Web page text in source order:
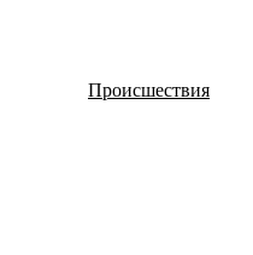
Происшествия